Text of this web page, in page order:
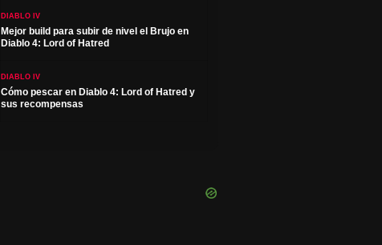
DIABLO IV
Mejor build para subir de nivel el Brujo en
Diablo 4: Lord of Hatred
DIABLO IV
Cómo pescar en Diablo 4: Lord of Hatred y
sus recompensas